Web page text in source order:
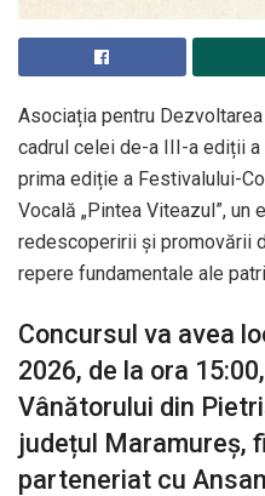
Asociația pentru
cadrul celei de-a III-a ediții a
prima ediție a Festivalului-
Vocală „Pintea Viteazul”, un
redescoperirii și promovării
repere fundamentale ale
Concursul va avea
2026, de la ora
Vânătorului din
județul Maramureș,
parteneriat cu